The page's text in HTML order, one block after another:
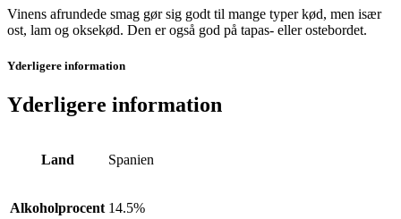
Vinens afrundede smag gør sig godt til mange typer kød, men især
ost, lam og oksekød. Den er også god på tapas- eller ostebordet.
Yderligere information
Yderligere information
Land Spanien
Alkoholprocent 14.5%